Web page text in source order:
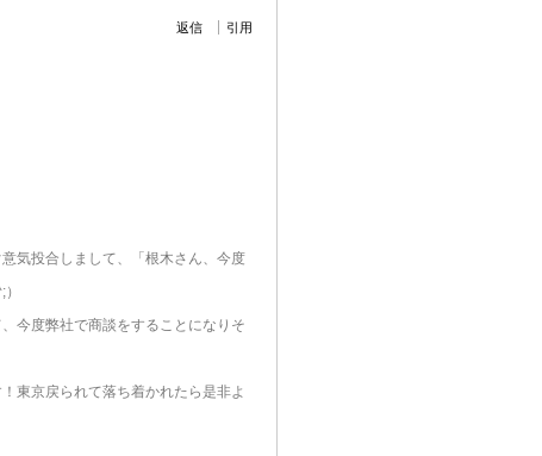
返信 引用
気投合しまして、「根木さん、今度
今度弊社で商談をすることになりそ
東京戻られて落ち着かれたら是非よ